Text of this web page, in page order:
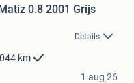
0.8 2001 Grijs
Details
km
1 aug 26